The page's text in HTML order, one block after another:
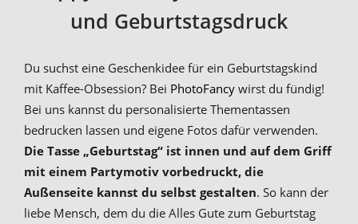
und Geburtstagsdruck
Du suchst eine Geschenkidee für ein Geburtstagskind
mit Kaffee-Obsession? Bei PhotoFancy wirst du fündig!
Bei uns kannst du personalisierte Thementassen
bedrucken lassen und eigene Fotos dafür verwenden.
Die Tasse „Geburtstag“ ist innen und auf dem Griff
mit einem Partymotiv vorbedruckt, die
Außenseite kannst du selbst gestalten. So kann der
liebe Mensch, dem du die Alles Gute zum Geburtstag